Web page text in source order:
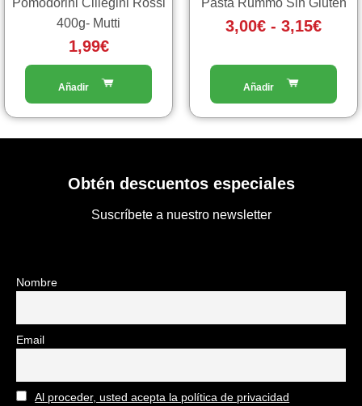
400g- Mutti
1,99€
3,00€ - 3,15€
nella
pagina
prodotto
Obtén descuentos especiales
Suscríbete a nuestro newsletter
Nombre
Email
Al proceder, usted acepta la política de privacidad